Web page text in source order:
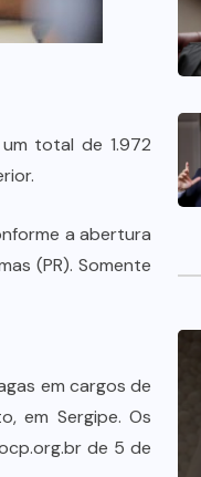
total de 1.972
a abertura
(PR). Somente
em cargos de
em Sergipe. Os
de 5 de